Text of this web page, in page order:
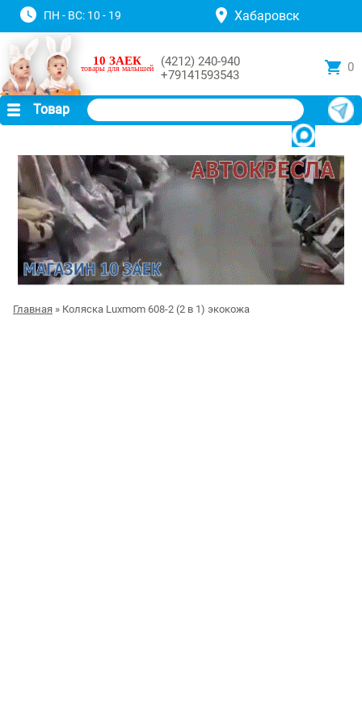
ПН - ВС: 10 - 19 Хабаровск
10 ЗАЕК
товары для малышей
(4212) 240-940
+79141593543
0
Товар
Главная » Коляска Luxmom 608-2 (2 в 1) экокожа